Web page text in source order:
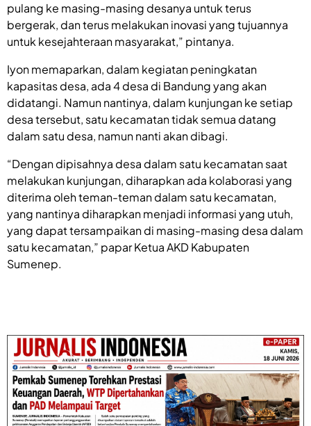
pulang ke masing-masing desanya untuk terus
bergerak, dan terus melakukan inovasi yang tujuannya
untuk kesejahteraan masyarakat,” pintanya.
Iyon memaparkan, dalam kegiatan peningkatan
kapasitas desa, ada 4 desa di Bandung yang akan
didatangi. Namun nantinya, dalam kunjungan ke setiap
desa tersebut, satu kecamatan tidak semua datang
dalam satu desa, namun nanti akan dibagi.
“Dengan dipisahnya desa dalam satu kecamatan saat
melakukan kunjungan, diharapkan ada kolaborasi yang
diterima oleh teman-teman dalam satu kecamatan,
yang nantinya diharapkan menjadi informasi yang utuh,
yang dapat tersampaikan di masing-masing desa dalam
satu kecamatan,” papar Ketua AKD Kabupaten
Sumenep.